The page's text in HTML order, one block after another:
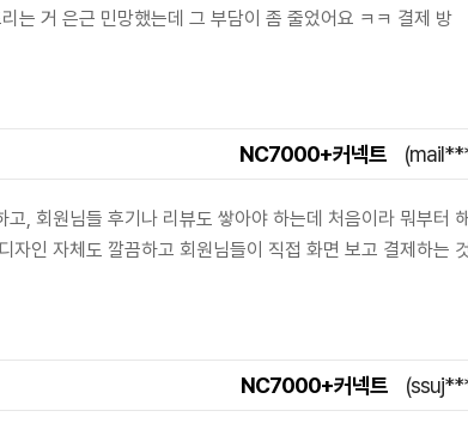
는 거 은근 민망했는데 그 부담이 좀 줄었어요 ㅋㅋ 결제 방
NC7000+커넥트
, 회원님들 후기나 리뷰도 쌓아야 하는데 처음이라 뭐부터 해
인 자체도 깔끔하고 회원님들이 직접 화면 보고 결제하는
NC7000+커넥트